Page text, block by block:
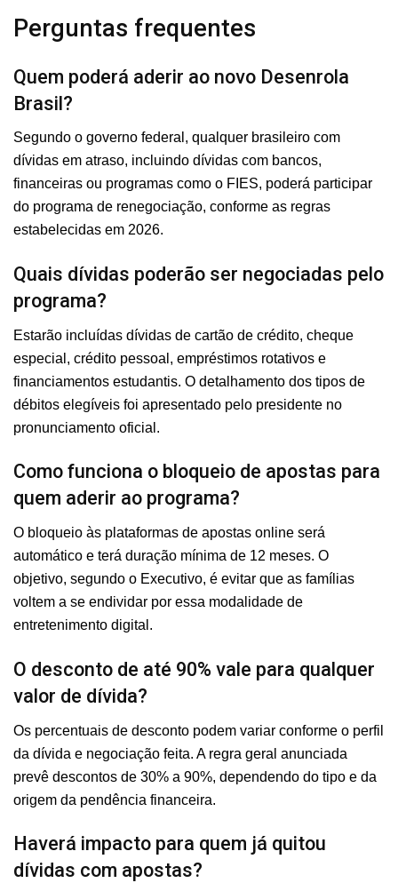
Perguntas frequentes
Quem poderá aderir ao novo Desenrola
Brasil?
Segundo o governo federal, qualquer brasileiro com
dívidas em atraso, incluindo dívidas com bancos,
financeiras ou programas como o FIES, poderá participar
do programa de renegociação, conforme as regras
estabelecidas em 2026.
Quais dívidas poderão ser negociadas pelo
programa?
Estarão incluídas dívidas de cartão de crédito, cheque
especial, crédito pessoal, empréstimos rotativos e
financiamentos estudantis. O detalhamento dos tipos de
débitos elegíveis foi apresentado pelo presidente no
pronunciamento oficial.
Como funciona o bloqueio de apostas para
quem aderir ao programa?
O bloqueio às plataformas de apostas online será
automático e terá duração mínima de 12 meses. O
objetivo, segundo o Executivo, é evitar que as famílias
voltem a se endividar por essa modalidade de
entretenimento digital.
O desconto de até 90% vale para qualquer
valor de dívida?
Os percentuais de desconto podem variar conforme o perfil
da dívida e negociação feita. A regra geral anunciada
prevê descontos de 30% a 90%, dependendo do tipo e da
origem da pendência financeira.
Haverá impacto para quem já quitou
dívidas com apostas?